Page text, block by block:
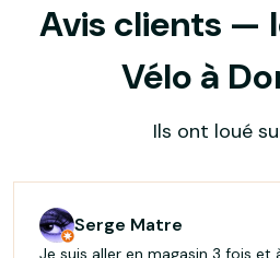
Avis clients —
Vélo à
Ils ont loué
Serge Matre
Je suis aller en magasin 3 fois et